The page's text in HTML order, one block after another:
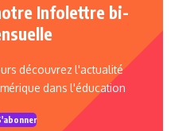
Infolettre bi-
découvrez l'actualité
dans l'éducation